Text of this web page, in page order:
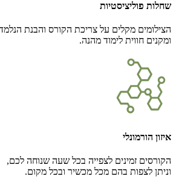
שחלות פוליציסטיות
הצילומים מקלים על צריכת הקורס והבנת
ומקנים חווית לימוד מהנה.
איזון הורמונלי
הקורסים זמינים לצפייה בכל שעה שנוחה לכם,
וניתן לצפות בהם מכל מכשיר ובכל מקום.